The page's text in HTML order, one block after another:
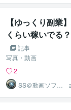
ア
【ゆっくり副業
くらい稼いでる
す！収益の予想
きます
記事
写真・動画
2
SS＠動画ソフト
ウェアエンジニ
ア